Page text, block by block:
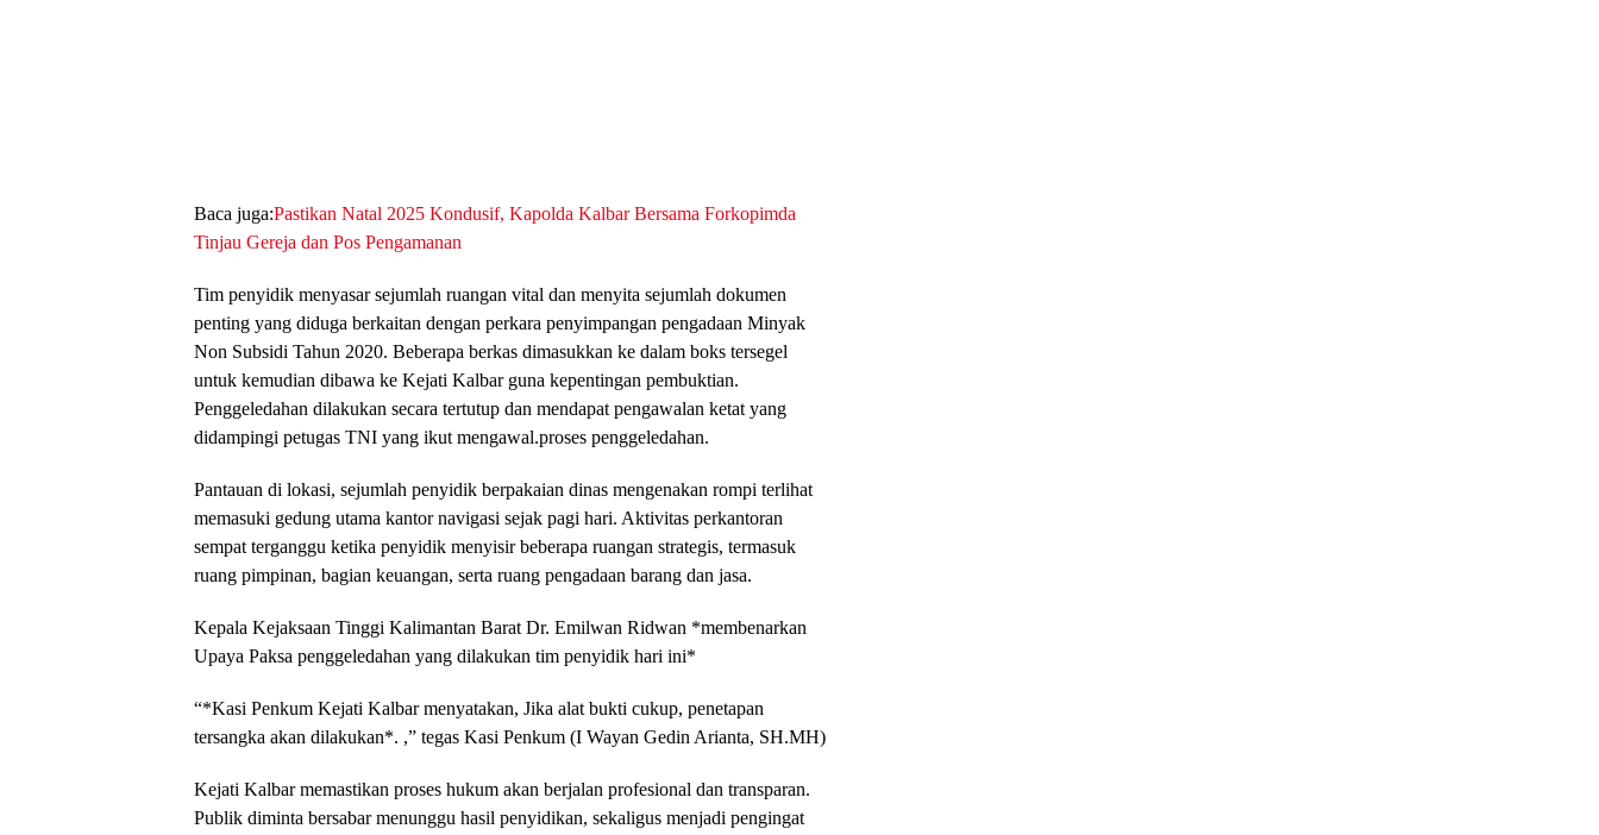
Baca juga:Pastikan Natal 2025 Kondusif, Kapolda Kalbar Bersama Forkopimda
Tinjau Gereja dan Pos Pengamanan
Tim penyidik menyasar sejumlah ruangan vital dan menyita sejumlah dokumen
penting yang diduga berkaitan dengan perkara penyimpangan pengadaan Minyak
Non Subsidi Tahun 2020. Beberapa berkas dimasukkan ke dalam boks tersegel
untuk kemudian dibawa ke Kejati Kalbar guna kepentingan pembuktian.
Penggeledahan dilakukan secara tertutup dan mendapat pengawalan ketat yang
didampingi petugas TNI yang ikut mengawal.proses penggeledahan.
Pantauan di lokasi, sejumlah penyidik berpakaian dinas mengenakan rompi terlihat
memasuki gedung utama kantor navigasi sejak pagi hari. Aktivitas perkantoran
sempat terganggu ketika penyidik menyisir beberapa ruangan strategis, termasuk
ruang pimpinan, bagian keuangan, serta ruang pengadaan barang dan jasa.
Kepala Kejaksaan Tinggi Kalimantan Barat Dr. Emilwan Ridwan *membenarkan
Upaya Paksa penggeledahan yang dilakukan tim penyidik hari ini*
“*Kasi Penkum Kejati Kalbar menyatakan, Jika alat bukti cukup, penetapan
tersangka akan dilakukan*. ,” tegas Kasi Penkum (I Wayan Gedin Arianta, SH.MH)
Kejati Kalbar memastikan proses hukum akan berjalan profesional dan transparan.
Publik diminta bersabar menunggu hasil penyidikan, sekaligus menjadi pengingat